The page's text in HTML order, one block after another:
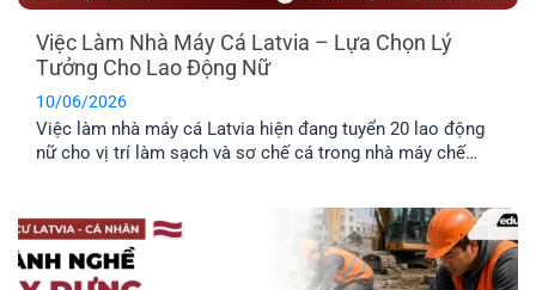
Việc Làm Nhà Máy Cá Latvia – Lựa Chọn Lý
Tưởng Cho Lao Động Nữ
10/06/2026
Việc làm nhà máy cá Latvia hiện đang tuyển 20 lao động
nữ cho vị trí làm sạch và sơ chế cá trong nhà máy chế
chỗ ở. Đây là công việc rất [...]